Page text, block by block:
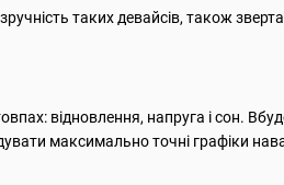
таких девайсів, також
відновлення, напруга і сон.
максимально точні графіки